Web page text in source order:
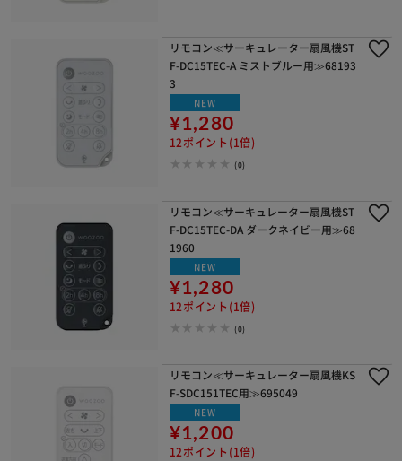
リモコン≪サーキュレーター扇風機ST
F-DC15TEC-A ミストブルー用≫68193
3
NEW
¥1,280
12ポイント(1倍)
(0)
リモコン≪サーキュレーター扇風機ST
F-DC15TEC-DA ダークネイビー用≫68
1960
NEW
¥1,280
12ポイント(1倍)
(0)
リモコン≪サーキュレーター扇風機KS
F-SDC151TEC用≫695049
NEW
¥1,200
12ポイント(1倍)